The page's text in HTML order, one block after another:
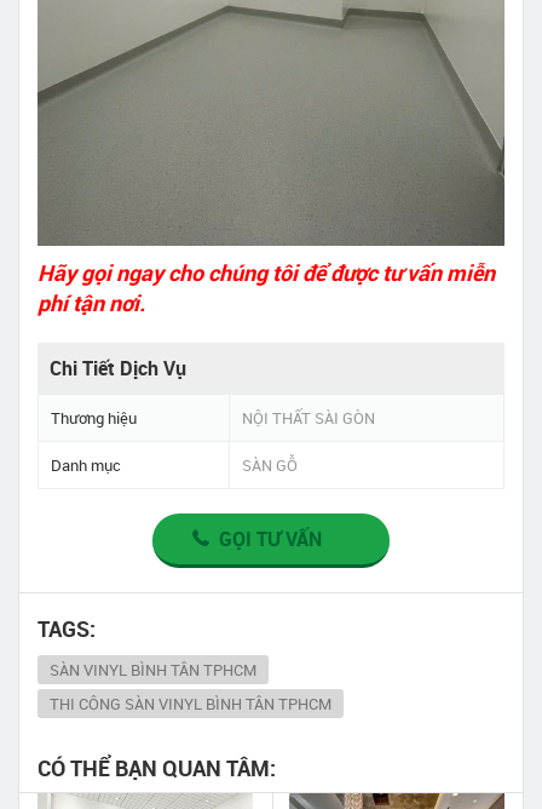
Hãy gọi ngay cho chúng tôi để được tư vấn miễn
phí tận nơi.
Chi Tiết Dịch Vụ
Thương hiệu NỘI THẤT SÀI GÒN
Danh mục SÀN GỖ
GỌI TƯ VẤN
TAGS:
SÀN VINYL BÌNH TÂN TPHCM
THI CÔNG SÀN VINYL BÌNH TÂN TPHCM
CÓ THỂ BẠN QUAN TÂM: